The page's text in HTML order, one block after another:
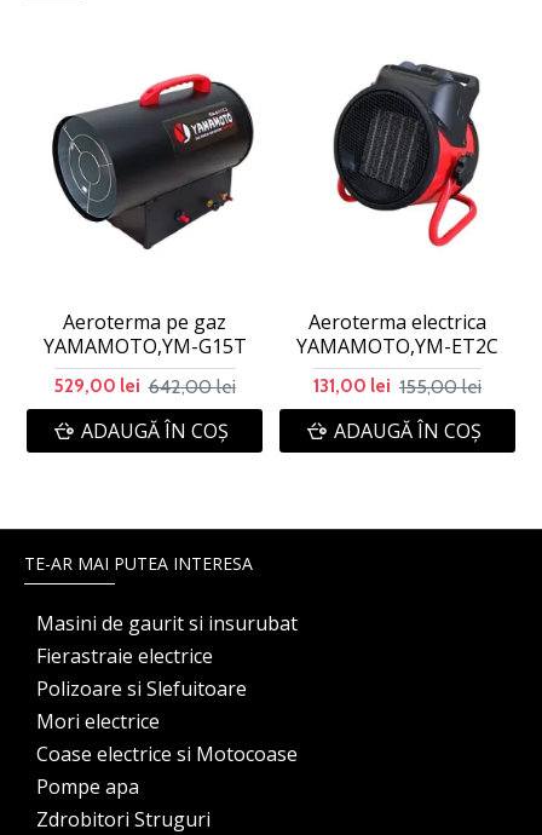
Aeroterma pe gaz
YAMAMOTO,YM-G15T
529,00 lei 642,00 lei
ADAUGĂ ÎN COŞ
Aeroterma electrica
YAMAMOTO,YM-ET2C
131,00 lei 155,00 lei
ADAUGĂ ÎN COŞ
TE-AR MAI PUTEA INTERESA
Masini de gaurit si insurubat
Fierastraie electrice
Polizoare si Slefuitoare
Mori electrice
Coase electrice si Motocoase
Pompe apa
Zdrobitori Struguri